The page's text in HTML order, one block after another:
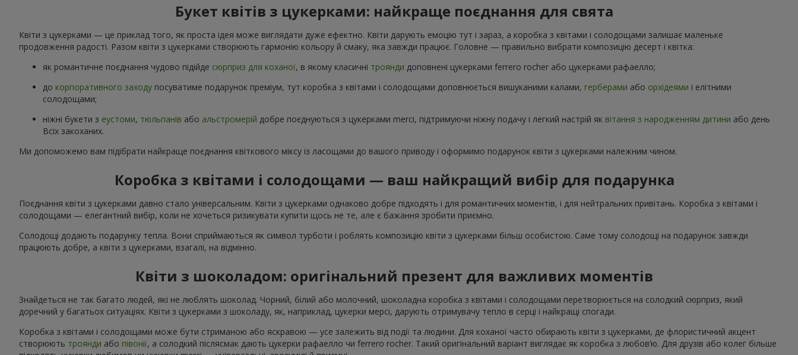
Букет квітів з цукерками: найкраще поєднання для свята
Квіти з цукерками — це приклад того, як проста ідея може виглядати дуже ефектно. Квіти дарують емоцію тут і зараз, а коробка з квітами і солодощами залишає маленьке
продовження радості. Разом квіти з цукерками створюють гармонію кольору й смаку, яка завжди працює. Головне — правильно вибрати композицію десерт і квітка:
як романтичне поєднання чудово підійде сюрприз для коханої, в якому класичні троянди доповнені цукерками ferrero rocher або цукерками рафаелло;
до корпоративного заходу посуватиме подарунок преміум, тут коробка з квітами і солодощами доповнюється вишуканими калами, герберами або орхідеями і елітними
солодощами;
ніжні букети з еустоми, тюльпанів або альстромерій добре поєднуються з цукерками merci, підтримуючи ніжну подачу і легкий настрій як вітання з народженням дитини або день
Всіх закоханих.
Ми допоможемо вам підібрати найкраще поєднання квіткового міксу із ласощами до вашого приводу і оформимо подарунок квіти з цукерками належним чином.
Коробка з квітами і солодощами — ваш найкращий вибір для подарунка
Поєднання квіти з цукерками давно стало універсальним. Квіти з цукерками однаково добре підходять і для романтичних моментів, і для нейтральних привітань. Коробка з квітами і
солодощами — елегантний вибір, коли не хочеться ризикувати купити щось не те, але є бажання зробити приємно.
Солодощі додають подарунку тепла. Вони сприймаються як символ турботи і роблять композицію квіти з цукерками більш особистою. Саме тому солодощі на подарунок завжди
працюють добре, а квіти з цукерками, взагалі, на відмінно.
Квіти з шоколадом: оригінальний презент для важливих моментів
Знайдеться не так багато людей, які не люблять шоколад. Чорний, білий або молочний, шоколадна коробка з квітами і солодощами перетворюється на солодкий сюрприз, який
доречний у багатьох ситуаціях. Квіти з цукерками з шоколаду, як, наприклад, цукерки мерсі, дарують отримувачу тепло в серці і найкращі спогади.
Коробка з квітами і солодощами може бути стриманою або яскравою — усе залежить від події та людини. Для коханої часто обирають квіти з цукерками, де флористичний акцент
створюють троянди або півонії, а солодкий післясмак дають цукерки рафаелло чи ferrero rocher. Такий оригінальний варіант виглядає як коробка з любов’ю. Для друзів або колег більше